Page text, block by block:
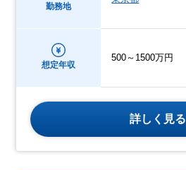
勤務地
想定年収
500～1500万円
詳しく見る